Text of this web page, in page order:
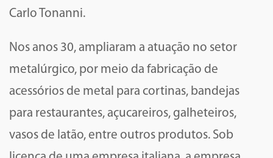
Carlo Tonanni.
Nos anos 30, ampliaram a atuação no setor
metalúrgico, por meio da fabricação de
acessórios de metal para cortinas, bandejas
para restaurantes, açucareiros, galheteiros,
vasos de latão, entre outros produtos. Sob